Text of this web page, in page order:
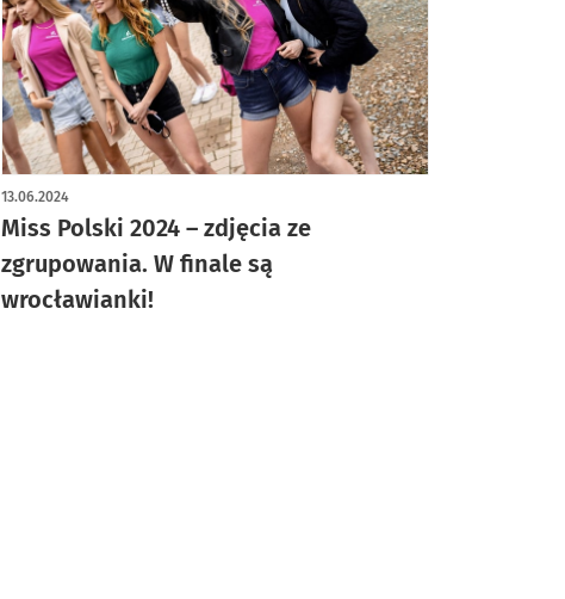
Miss Polski 2024 – zdjęcia ze
zgrupowania. W finale są
wrocławianki!
13.06.2024
artykuł z galerią zdjęć